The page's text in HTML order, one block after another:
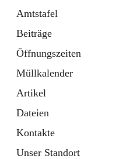
Amtstafel
Beiträge
Öffnungszeiten
Müllkalender
Artikel
Dateien
Kontakte
Unser Standort
11 Schnellzugriffe
Bürgerservice
10 Schnellzugriffe